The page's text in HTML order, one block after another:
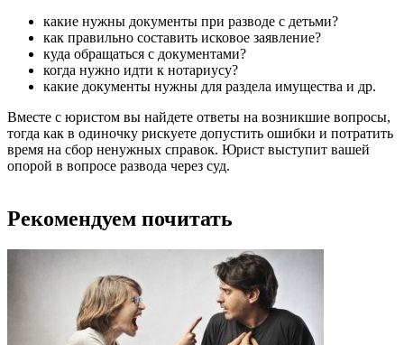
какие нужны документы при разводе с детьми?
как правильно составить исковое заявление?
куда обращаться с документами?
когда нужно идти к нотариусу?
какие документы нужны для раздела имущества и др.
Вместе с юристом вы найдете ответы на возникшие вопросы,
тогда как в одиночку рискуете допустить ошибки и потратить
время на сбор ненужных справок. Юрист выступит вашей
опорой в вопросе развода через суд.
Рекомендуем почитать